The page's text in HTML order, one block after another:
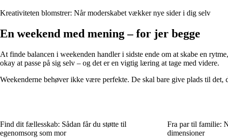
Kreativiteten blomstrer: Når moderskabet vækker nye sider i dig selv
En weekend med mening – for jer begge
At finde balancen i weekenden handler i sidste ende om at skabe en
okay at passe på sig selv – og det er en vigtig læring at tage med videre.
Weekenderne behøver ikke være perfekte. De skal bare give plads til
Find dit fællesskab: Sådan får du støtte til
egenomsorg som mor
Fra par til familie:
dimensioner